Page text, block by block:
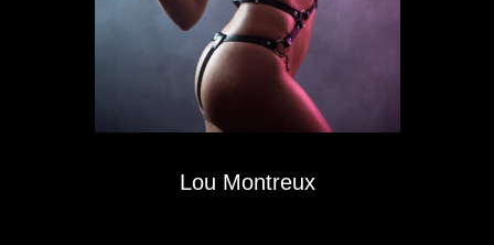
Lou Montreux